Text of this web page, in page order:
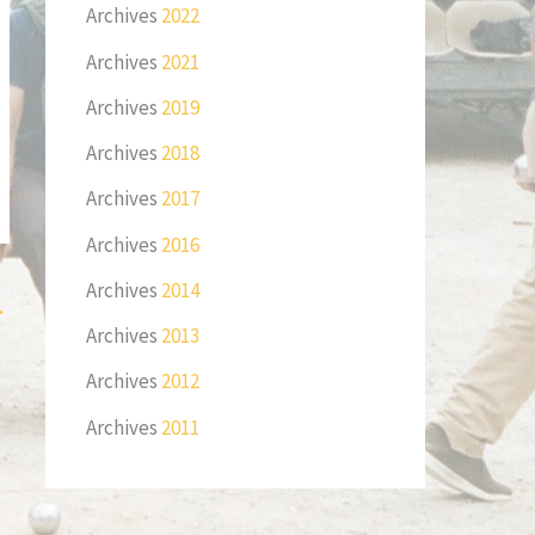
Archives 2022
Archives 2021
Archives 2019
Archives 2018
Archives 2017
Archives 2016
Archives 2014
Archives 2013
Archives 2012
Archives 2011